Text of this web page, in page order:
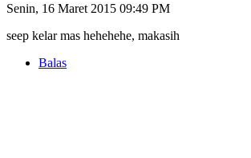
Senin, 16 Maret 2015 09:49 PM
seep kelar mas hehehehe, makasih
Balas